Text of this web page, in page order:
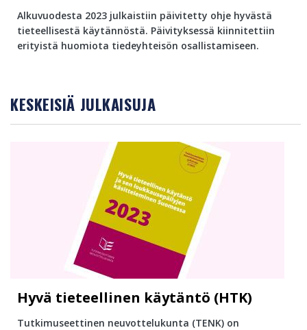
Alkuvuodesta 2023 julkaistiin päivitetty ohje hyvästä
tieteellisestä käytännöstä. Päivityksessä kiinnitettiin
erityistä huomiota tiedeyhteisön osallistamiseen.
KESKEISIÄ JULKAISUJA
Hyvä tieteellinen käytäntö (HTK)
Tutkimuseettinen neuvottelukunta (TENK) on